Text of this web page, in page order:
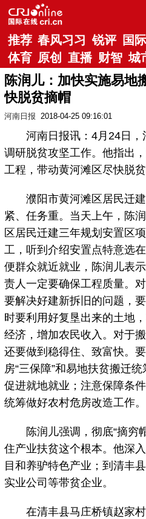
推荐 春风习习 锐评 国际
体育 原创 直播 财智 城
陈润儿：加快实施易地
快脱贫摘帽
河南日报 2018-04-25 09:16:01
河南日报讯：4月24日，
调研脱贫攻坚工作。他指出
工程，带动黄河滩区尽快脱贫
濮阳市黄河滩区居民迁建
紧、任务重。当天上午，陈
区居民迁建三年规划安置区
工，听到介绍安置点特意选
便群众就近就业，陈润儿表
责人一定要确保工程质量。
要解决好建新拆旧的问题，
时要利用好复垦出来的土地
经济，增加农民收入。对于
还要做到稳得住、致富快。
房“三保障”和易地扶贫搬迁
促进就地就业；注意保障条
统筹做好农村危房改造工作。
陈润儿强调，彻底“摘穷
住产业扶贫这个根本。他深
目和养驴特色产业；到清丰
实业公司等带贫企业。
在清丰县马庄桥镇赵家村